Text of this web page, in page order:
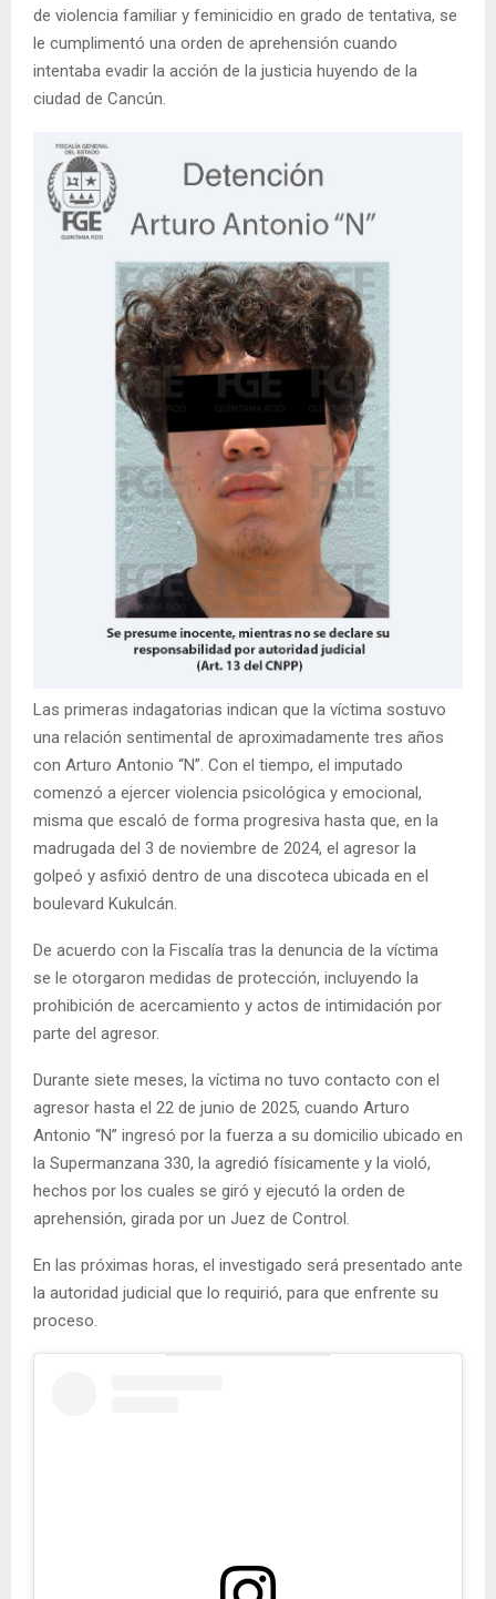
de violencia familiar y feminicidio en grado de tentativa, se
le cumplimentó una orden de aprehensión cuando
intentaba evadir la acción de la justicia huyendo de la
ciudad de Cancún.
Las primeras indagatorias indican que la víctima sostuvo
una relación sentimental de aproximadamente tres años
con Arturo Antonio “N”. Con el tiempo, el imputado
comenzó a ejercer violencia psicológica y emocional,
misma que escaló de forma progresiva hasta que, en la
madrugada del 3 de noviembre de 2024, el agresor la
golpeó y asfixió dentro de una discoteca ubicada en el
boulevard Kukulcán.
De acuerdo con la Fiscalía tras la denuncia de la víctima
se le otorgaron medidas de protección, incluyendo la
prohibición de acercamiento y actos de intimidación por
parte del agresor.
Durante siete meses, la víctima no tuvo contacto con el
agresor hasta el 22 de junio de 2025, cuando Arturo
Antonio “N” ingresó por la fuerza a su domicilio ubicado en
la Supermanzana 330, la agredió físicamente y la violó,
hechos por los cuales se giró y ejecutó la orden de
aprehensión, girada por un Juez de Control.
En las próximas horas, el investigado será presentado ante
la autoridad judicial que lo requirió, para que enfrente su
proceso.